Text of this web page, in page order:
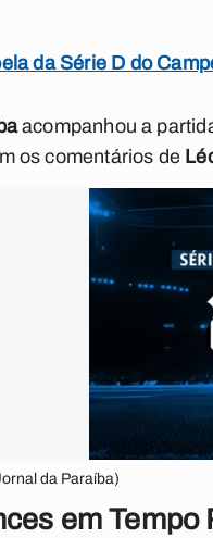
da Série D do
acompanhou a
os comentários de
da Paraíba)
em Tempo